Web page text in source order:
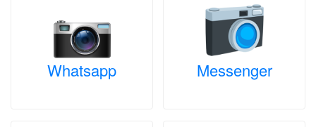
Whatsapp Messenger